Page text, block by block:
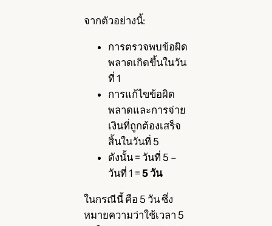
จากตัวอย่างนี้:
การตรวจพบข้อผิด
พลาดเกิดขึ้นในวัน
ที่ 1
การแก้ไขข้อผิด
พลาดและการจ่าย
เงินที่ถูกต้องเสร็จ
สิ้นในวันที่ 5
ดังนั้น = วันที่ 5 –
วันที่ 1 = 5 วัน
ในกรณีนี้ คือ 5 วัน ซึ่ง
หมายความว่าใช้เวลา 5